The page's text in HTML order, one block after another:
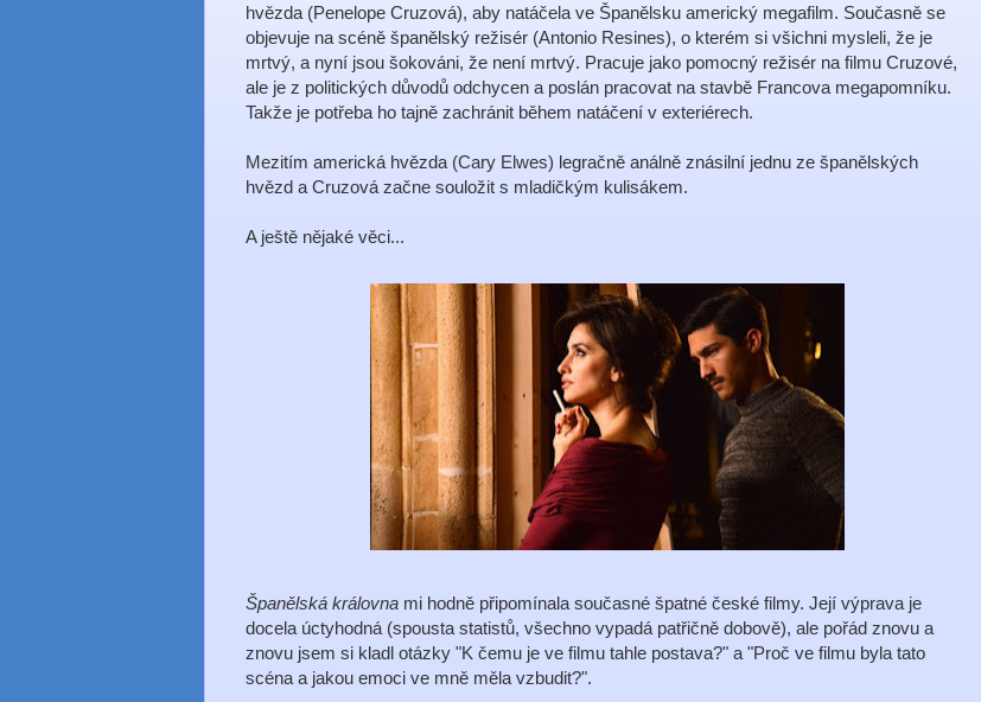
hvězda (Penelope Cruzová), aby natáčela ve Španělsku americký megafilm. Současně se
objevuje na scéně španělský režisér (Antonio Resines), o kterém si všichni mysleli, že je
mrtvý, a nyní jsou šokováni, že není mrtvý. Pracuje jako pomocný režisér na filmu Cruzové,
ale je z politických důvodů odchycen a poslán pracovat na stavbě Francova megapomníku.
Takže je potřeba ho tajně zachránit během natáčení v exteriérech.
Mezitím americká hvězda (Cary Elwes) legračně análně znásilní jednu ze španělských
hvězd a Cruzová začne souložit s mladičkým kulisákem.
A ještě nějaké věci...
Španělská královna mi hodně připomínala současné špatné české filmy. Její výprava je
docela úctyhodná (spousta statistů, všechno vypadá patřičně dobově), ale pořád znovu a
znovu jsem si kladl otázky "K čemu je ve filmu tahle postava?" a "Proč ve filmu byla tato
scéna a jakou emoci ve mně měla vzbudit?".